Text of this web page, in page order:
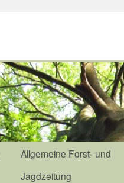
Allgemeine Forst- und
Jagdzeitung